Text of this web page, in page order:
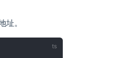
。